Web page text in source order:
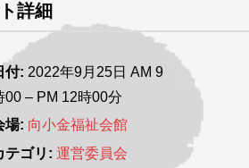
詳細
付: 2022年9月25日 AM 9
00 – PM 12時00分
場: 向小金福祉会館
テゴリ: 運営委員会